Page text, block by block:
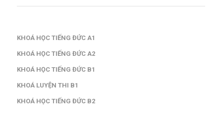
KHOÁ HỌC TIẾNG ĐỨC A1
KHOÁ HỌC TIẾNG ĐỨC A2
KHOÁ HỌC TIẾNG ĐỨC B1
KHOÁ LUYỆN THI B1
KHOÁ HỌC TIẾNG ĐỨC B2